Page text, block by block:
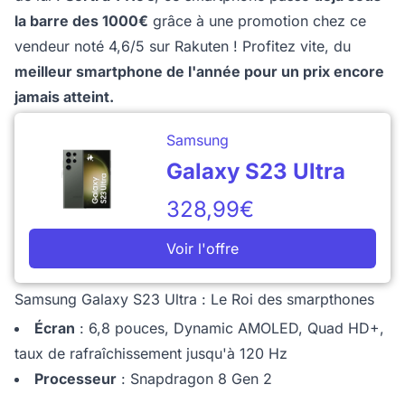
la barre des 1000€ grâce à une promotion chez ce
vendeur noté 4,6/5 sur Rakuten ! Profitez vite, du
meilleur smartphone de l'année pour un prix encore
jamais atteint.
Samsung
Galaxy S23 Ultra
328,99€
Voir l'offre
Samsung Galaxy S23 Ultra : Le Roi des smarpthones
Écran : 6,8 pouces, Dynamic AMOLED, Quad HD+,
taux de rafraîchissement jusqu'à 120 Hz
Processeur : Snapdragon 8 Gen 2